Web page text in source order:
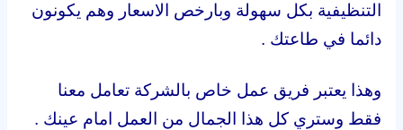
التنظيفية بكل سهولة وبارخص الاسعار وهم يكونون
دائما في طاعتك .
وهذا يعتبر فريق عمل خاص بالشركة تعامل معنا
فقط وستري كل هذا الجمال من العمل امام عينك .